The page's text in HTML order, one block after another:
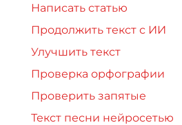
Написать статью
Продолжить текст с ИИ
Улучшить текст
Проверка орфографии
Проверить запятые
Текст песни нейросетью